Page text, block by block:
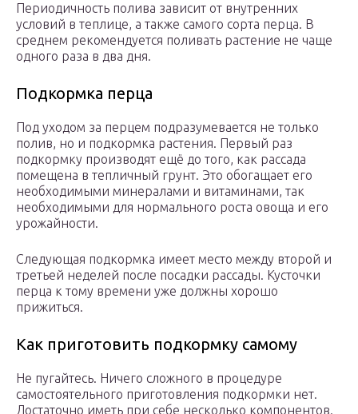
Периодичность полива зависит от внутренних
условий в теплице, а также самого сорта перца. В
среднем рекомендуется поливать растение не чаще
одного раза в два дня.
Подкормка перца
Под уходом за перцем подразумевается не только
полив, но и подкормка растения. Первый раз
подкормку производят ещё до того, как рассада
помещена в тепличный грунт. Это обогащает его
необходимыми минералами и витаминами, так
необходимыми для нормального роста овоща и его
урожайности.
Следующая подкормка имеет место между второй и
третьей неделей после посадки рассады. Кусточки
перца к тому времени уже должны хорошо
прижиться.
Как приготовить подкормку самому
Не пугайтесь. Ничего сложного в процедуре
самостоятельного приготовления подкормки нет.
Достаточно иметь при себе несколько компонентов.